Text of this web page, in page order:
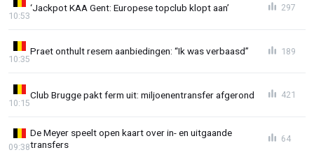
‘Jackpot KAA Gent: Europese topclub klopt aan’
10:53
297
Praet onthult resem aanbiedingen: “Ik was verbaasd”
10:35
189
Club Brugge pakt ferm uit: miljoenentransfer afgerond
10:15
421
De Meyer speelt open kaart over in- en uitgaande
transfers
09:38
64